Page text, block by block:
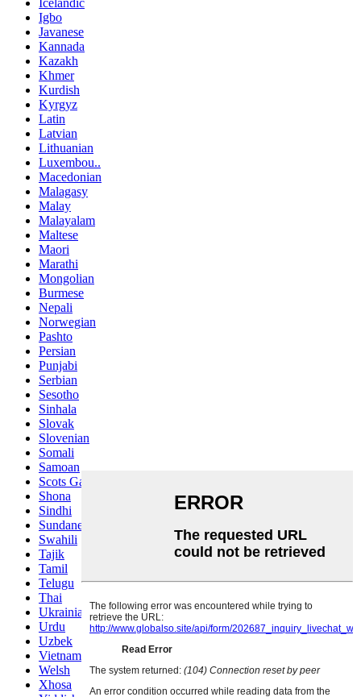
Igbo
Javanese
Kannada
Kazakh
Khmer
Kurdish
Kyrgyz
Latin
Latvian
Lithuanian
Luxembou..
Macedonian
Malagasy
Malay
Malayalam
Maltese
Maori
Marathi
Mongolian
Burmese
Nepali
Norwegian
Pashto
Persian
Punjabi
Serbian
Sesotho
Sinhala
Slovak
Slovenian
Somali
Samoan
Scots Gaelic
Shona
Sindhi
Sundanese
Swahili
Tajik
Tamil
Telugu
Thai
Ukrainian
Urdu
Uzbek
Vietnamese
Welsh
Xhosa